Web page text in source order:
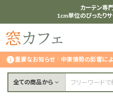
カーテン専
1cm単位のぴったりサ
重要なお知らせ｜ 中東情勢の影響に
全ての商品から